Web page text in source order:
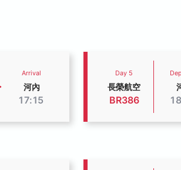
Arrival
河內
17:15
Day 5
長榮航空
BR386